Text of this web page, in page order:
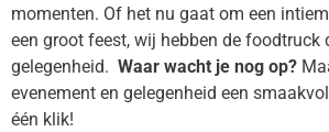
momenten. Of het nu gaat om een
een groot feest, wij hebben de foodtruck
gelegenheid. Waar wacht je nog op?
evenement en gelegenheid een
één klik!